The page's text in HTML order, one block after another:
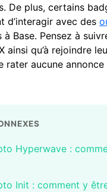
De plus, certains
d’interagir avec des
Base. Pensez à
ainsi qu’à rejoindre
rater aucune annonce
Hyperwave :
Init : comment y